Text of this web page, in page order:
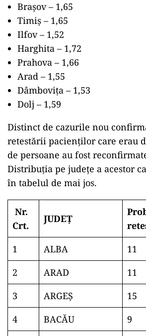
Brașov – 1,65
Timiș – 1,65
Ilfov – 1,52
Harghita – 1,72
Prahova – 1,66
Arad – 1,55
Dâmbovița – 1,53
Dolj – 1,59
Distinct de cazurile nou
retestării pacienților care erau
de persoane au fost
Distribuția pe județe a acestor
în tabelul de mai jos.
Nr.
Crt.
JUDEȚ
1
ALBA
11
2
ARAD
11
3
ARGEŞ
15
4
BACĂU
9